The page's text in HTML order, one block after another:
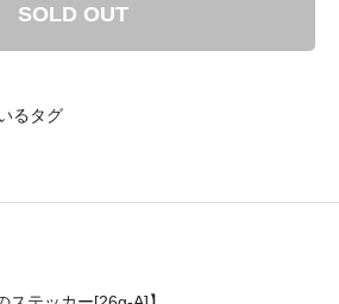
SOLD OUT
るタグ